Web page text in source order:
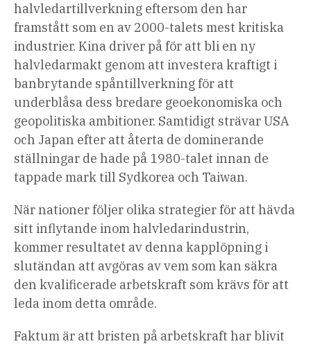
halvledartillverkning eftersom den har
framstått som en av 2000-talets mest kritiska
industrier. Kina driver på för att bli en ny
halvledarmakt genom att investera kraftigt i
banbrytande spåntillverkning för att
underblåsa dess bredare geoekonomiska och
geopolitiska ambitioner. Samtidigt strävar USA
och Japan efter att återta de dominerande
ställningar de hade på 1980-talet innan de
tappade mark till Sydkorea och Taiwan.
När nationer följer olika strategier för att hävda
sitt inflytande inom halvledarindustrin,
kommer resultatet av denna kapplöpning i
slutändan att avgöras av vem som kan säkra
den kvalificerade arbetskraft som krävs för att
leda inom detta område.
Faktum är att bristen på arbetskraft har blivit